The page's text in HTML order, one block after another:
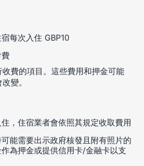
每次入住 GBP10
費的項目。這些費用和押金可能
變。
，住宿業者會依照其規定收取費用
能需要出示政府核發且附有照片的
為押金或提供信用卡/金融卡以支